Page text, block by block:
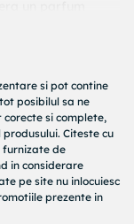
ori doresti
pe zi asigura
zile
un aer
si pot contine
posibilul sa ne
si complete,
Citeste cu
furnizate de
in considerare
pe site nu inlocuiesc
prezente in